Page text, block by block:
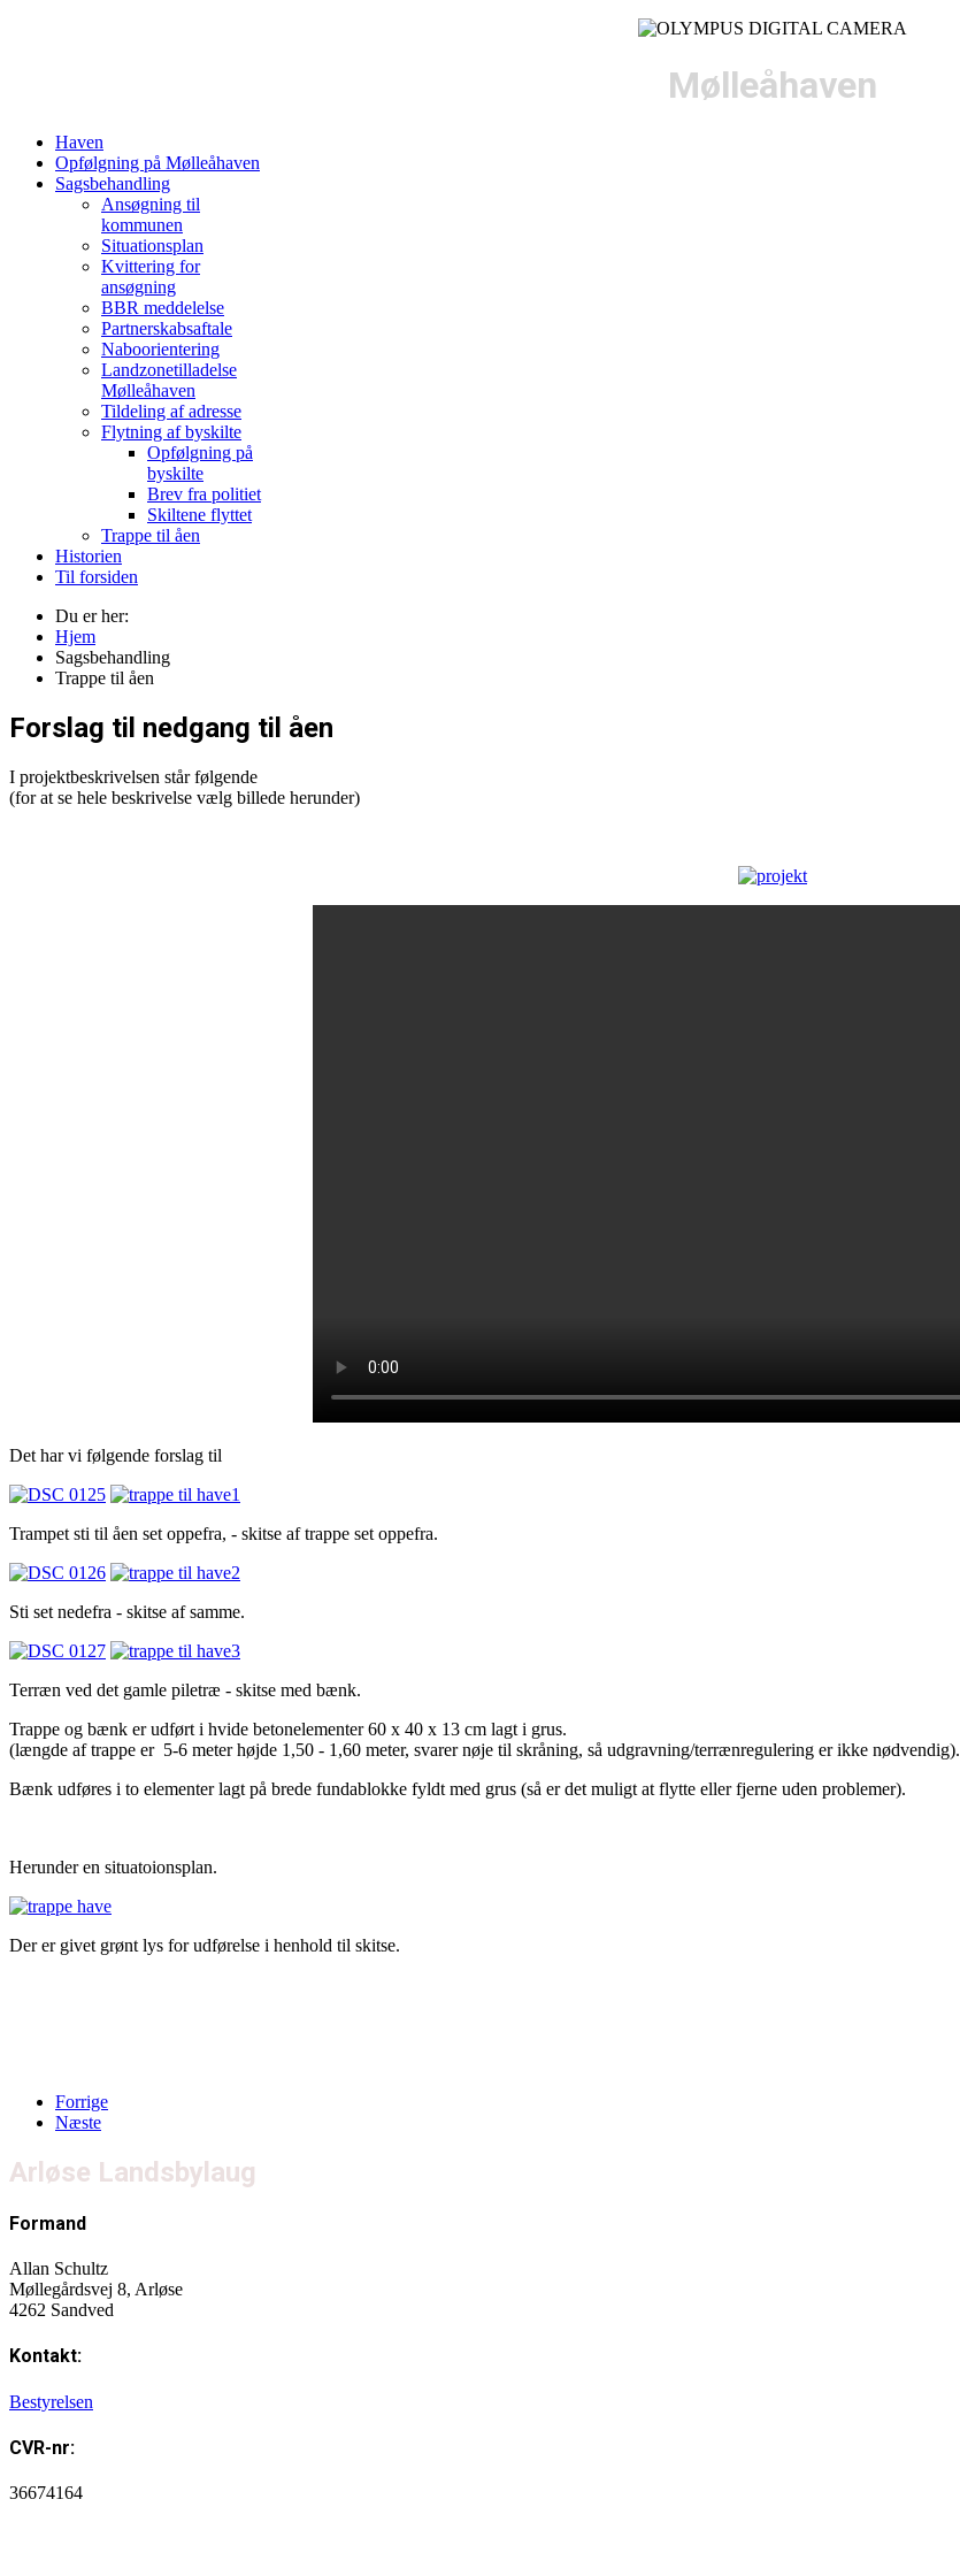
Mølleåhaven
Haven
Opfølgning på Mølleåhaven
Sagsbehandling
Ansøgning til
kommunen
Situationsplan
Kvittering for
ansøgning
BBR meddelelse
Partnerskabsaftale
Naboorientering
Landzonetilladelse
Mølleåhaven
Tildeling af adresse
Flytning af byskilte
Opfølgning på
byskilte
Brev fra politiet
Skiltene flyttet
Trappe til åen
Historien
Til forsiden
Du er her:
Hjem
Sagsbehandling
Trappe til åen
Forslag til nedgang til åen
I projektbeskrivelsen står følgende
(for at se hele beskrivelse vælg billede herunder)
Det har vi følgende forslag til
Trampet sti til åen set oppefra, - skitse af trappe set oppefra.
Sti set nedefra - skitse af samme.
Terræn ved det gamle piletræ - skitse med bænk.
Trappe og bænk er udført i hvide betonelementer 60 x 40 x 13 cm lagt i grus.
(længde af trappe er 5-6 meter højde 1,50 - 1,60 meter, svarer nøje til skråning, så udgravning/terrænregulering er ikke nødvendig).
Bænk udføres i to elementer lagt på brede fundablokke fyldt med grus (så er det muligt at flytte eller fjerne uden problemer).
Herunder en situatoionsplan.
Der er givet grønt lys for udførelse i henhold til skitse.
Forrige
Næste
Arløse Landsbylaug
Formand
Allan Schultz
Møllegårdsvej 8, Arløse
4262 Sandved
Kontakt:
Bestyrelsen
CVR-nr:
36674164